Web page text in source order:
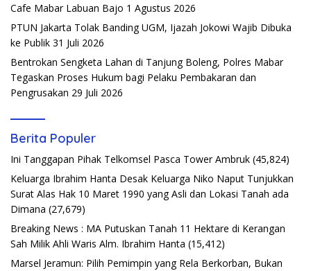
Cafe Mabar Labuan Bajo 1 Agustus 2026
PTUN Jakarta Tolak Banding UGM, Ijazah Jokowi Wajib Dibuka
ke Publik 31 Juli 2026
Bentrokan Sengketa Lahan di Tanjung Boleng, Polres Mabar
Tegaskan Proses Hukum bagi Pelaku Pembakaran dan
Pengrusakan 29 Juli 2026
Berita Populer
Ini Tanggapan Pihak Telkomsel Pasca Tower Ambruk (45,824)
Keluarga Ibrahim Hanta Desak Keluarga Niko Naput Tunjukkan
Surat Alas Hak 10 Maret 1990 yang Asli dan Lokasi Tanah ada
Dimana (27,679)
Breaking News : MA Putuskan Tanah 11 Hektare di Kerangan
Sah Milik Ahli Waris Alm. Ibrahim Hanta (15,412)
Marsel Jeramun: Pilih Pemimpin yang Rela Berkorban, Bukan